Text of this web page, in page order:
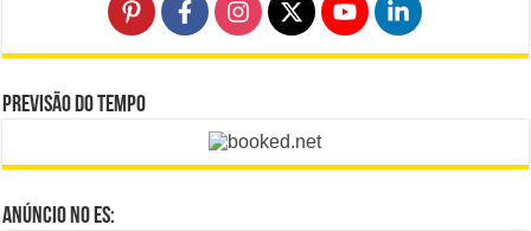
Previsão do Tempo
Anúncio no ES: